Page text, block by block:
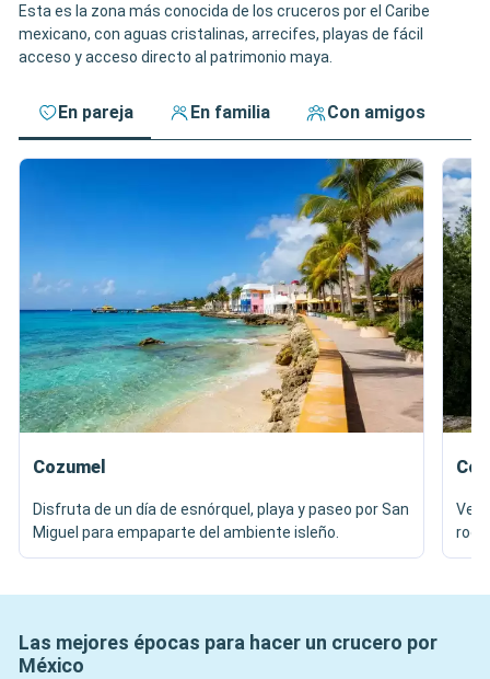
Esta es la zona más conocida de los cruceros por el Caribe
mexicano, con aguas cristalinas, arrecifes, playas de fácil
acceso y acceso directo al patrimonio maya.
En pareja En familia Con amigos
Cozumel
Disfruta de un día de esnórquel, playa y paseo por San
Miguel para empaparte del ambiente isleño.
Ve
Las mejores épocas para hacer un crucero por
México